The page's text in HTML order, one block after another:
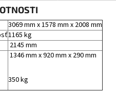
3069 mm x 1578 mm x 2008 mm
1165 kg
2145 mm
1346 mm x 920 mm x 290 mm
350 kg